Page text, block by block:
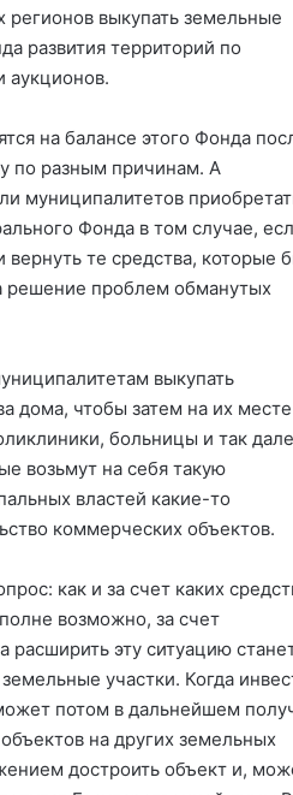
регионов выкупать земельные
развития территорий по
аукционов.
на балансе этого Фонда
по разным причинам. А
муниципалитетов
Фонда в том случае,
вернуть те средства, которые
решение проблем обманутых
выкупать
дома, чтобы затем на их месте
больницы и так
возьмут на себя такую
властей какие-то
коммерческих объектов.
как и за счет каких
возможно, за счет
эту ситуацию
участки. Когда
потом в дальнейшем
на других земельных
достроить объект и,